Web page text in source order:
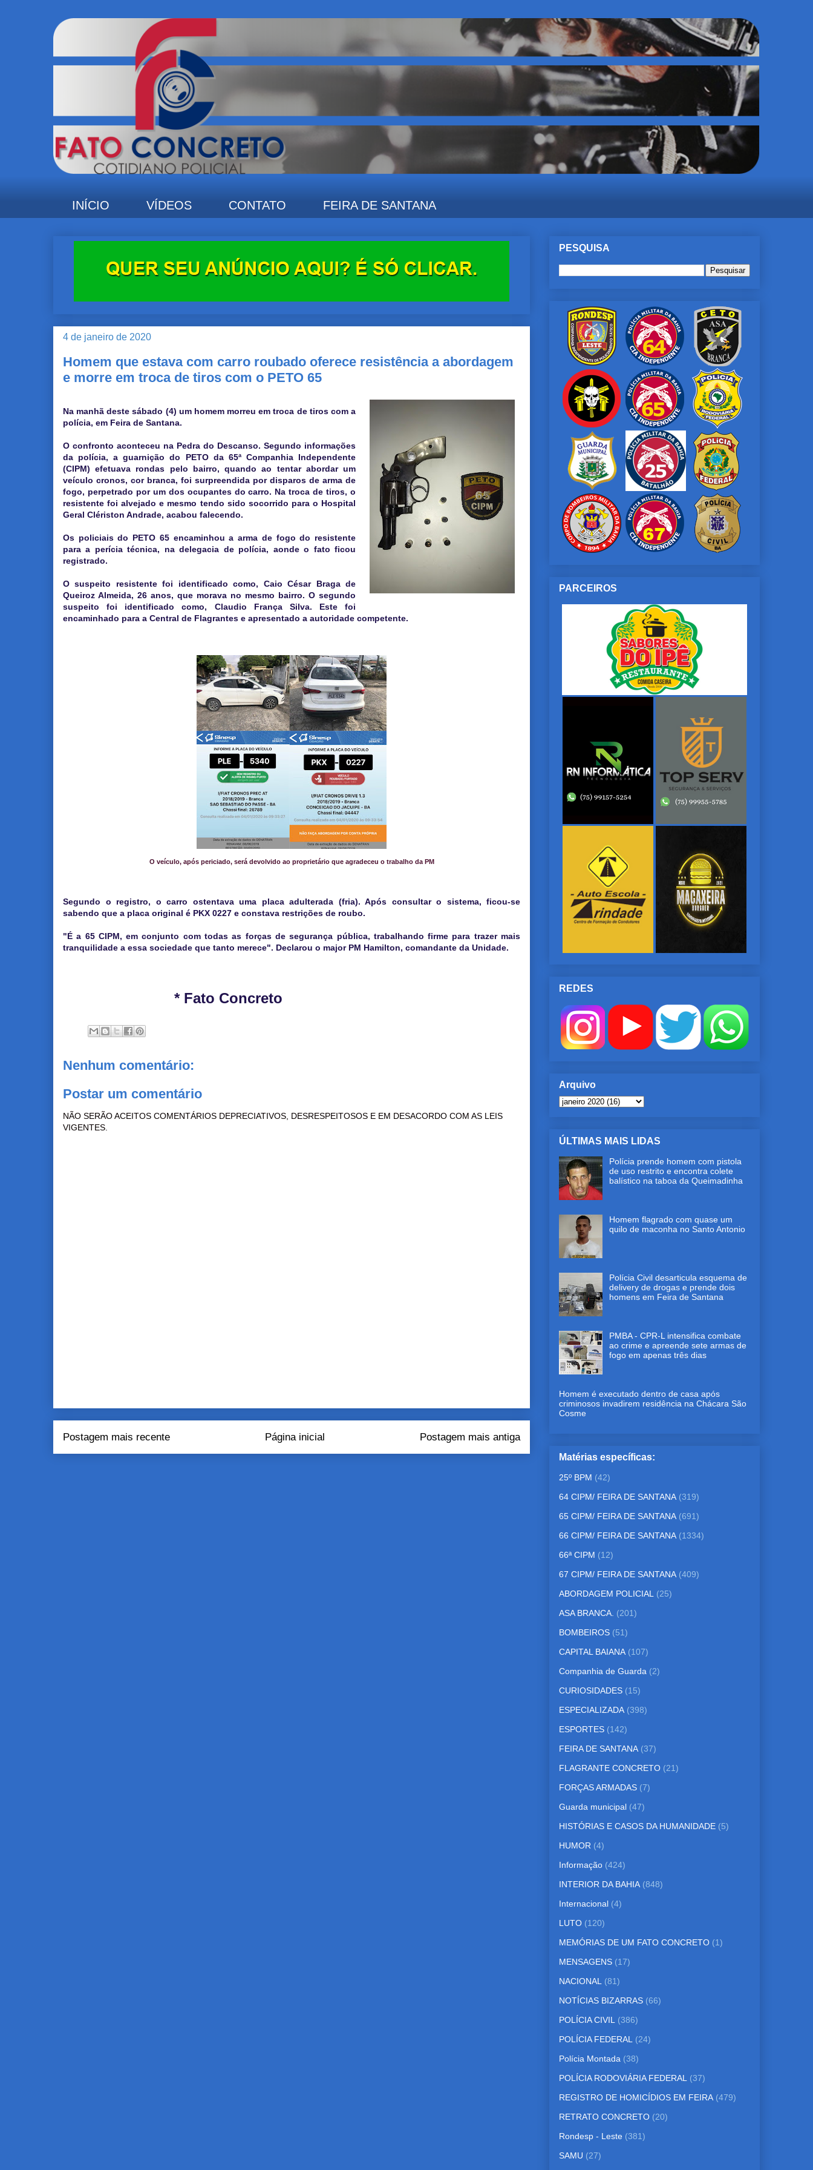
INÍCIO VÍDEOS CONTATO FEIRA DE SANTANA
4 de janeiro de 2020
Homem que estava com carro roubado oferece resistência a abordagem
e morre em troca de tiros com o PETO 65
Na manhã deste sábado (4) um homem morreu em troca de tiros com a
polícia, em Feira de Santana.
O confronto aconteceu na Pedra do Descanso. Segundo informações
da polícia, a guarnição do PETO da 65ª Companhia Independente
(CIPM) efetuava rondas pelo bairro, quando ao tentar abordar um
veículo cronos, cor branca, foi surpreendida por disparos de arma de
fogo, perpetrado por um dos ocupantes do carro. Na troca de tiros, o
resistente foi alvejado e mesmo tendo sido socorrido para o Hospital
Geral Clériston Andrade, acabou falecendo.
Os policiais do PETO 65 encaminhou a arma de fogo do resistente
para a perícia técnica, na delegacia de polícia, aonde o fato ficou
registrado.
O suspeito resistente foi identificado como, Caio César Braga de
Queiroz Almeida, 26 anos, que morava no mesmo bairro. O segundo
suspeito foi identificado como, Claudio França Silva. Este foi
encaminhado para a Central de Flagrantes e apresentado a autoridade competente.
O veículo, após periciado, será devolvido ao proprietário que agradeceu o trabalho da PM
Segundo o registro, o carro ostentava uma placa adulterada (fria). Após consultar o sistema, ficou-se
sabendo que a placa original é PKX 0227 e constava restrições de roubo.
"É a 65 CIPM, em conjunto com todas as forças de segurança pública, trabalhando firme para trazer mais
tranquilidade a essa sociedade que tanto merece". Declarou o major PM Hamilton, comandante da Unidade.
* Fato Concreto
Nenhum comentário:
Postar um comentário
NÃO SERÃO ACEITOS COMENTÁRIOS DEPRECIATIVOS, DESRESPEITOSOS E EM DESACORDO COM AS LEIS
VIGENTES.
Postagem mais recente Postagem mais antiga
Página inicial
PESQUISA
PARCEIROS
REDES
Arquivo
ÚLTIMAS MAIS LIDAS
Polícia prende homem com pistola
de uso restrito e encontra colete
balístico na taboa da Queimadinha
Homem flagrado com quase um
quilo de maconha no Santo Antonio
Polícia Civil desarticula esquema de
delivery de drogas e prende dois
homens em Feira de Santana
PMBA - CPR-L intensifica combate
ao crime e apreende sete armas de
fogo em apenas três dias
Homem é executado dentro de casa após
criminosos invadirem residência na Chácara São
Cosme
Matérias específicas:
25º BPM (42)
64 CIPM/ FEIRA DE SANTANA (319)
65 CIPM/ FEIRA DE SANTANA (691)
66 CIPM/ FEIRA DE SANTANA (1334)
66ª CIPM (12)
67 CIPM/ FEIRA DE SANTANA (409)
ABORDAGEM POLICIAL (25)
ASA BRANCA. (201)
BOMBEIROS (51)
CAPITAL BAIANA (107)
Companhia de Guarda (2)
CURIOSIDADES (15)
ESPECIALIZADA (398)
ESPORTES (142)
FEIRA DE SANTANA (37)
FLAGRANTE CONCRETO (21)
FORÇAS ARMADAS (7)
Guarda municipal (47)
HISTÓRIAS E CASOS DA HUMANIDADE (5)
HUMOR (4)
Informação (424)
INTERIOR DA BAHIA (848)
Internacional (4)
LUTO (120)
MEMÓRIAS DE UM FATO CONCRETO (1)
MENSAGENS (17)
NACIONAL (81)
NOTÍCIAS BIZARRAS (66)
POLÍCIA CIVIL (386)
POLÍCIA FEDERAL (24)
Polícia Montada (38)
POLÍCIA RODOVIÁRIA FEDERAL (37)
REGISTRO DE HOMICÍDIOS EM FEIRA (479)
RETRATO CONCRETO (20)
Rondesp - Leste (381)
SAMU (27)